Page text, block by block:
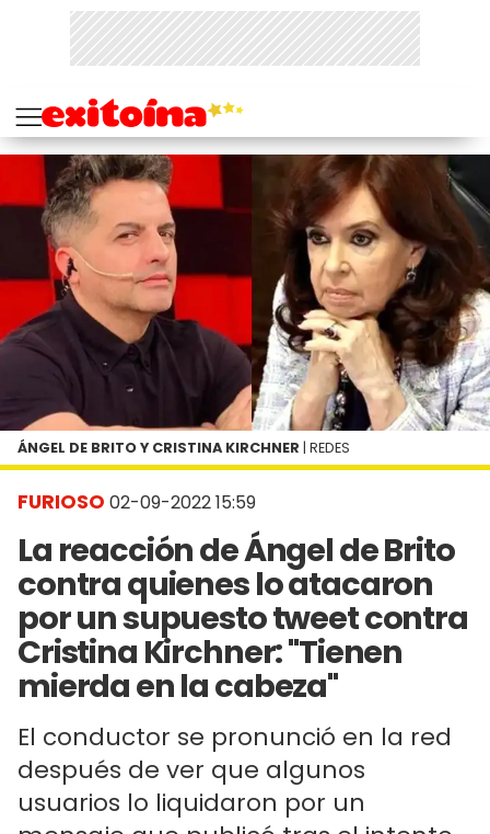
FURIOSO 02-09-2022 15:59
La reacción de Ángel de Brito
contra quienes lo atacaron
por un supuesto tweet contra
Cristina Kirchner: "Tienen
mierda en la cabeza"
El conductor se pronunció en la red
después de ver que algunos
usuarios lo liquidaron por un
ÁNGEL DE BRITO Y CRISTINA KIRCHNER | REDES